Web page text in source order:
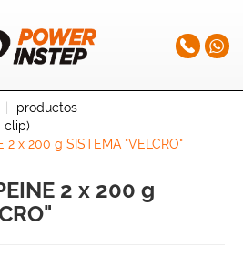
productos
clip)
2 x 200 g SISTEMA "VELCRO"
2 x 200 g